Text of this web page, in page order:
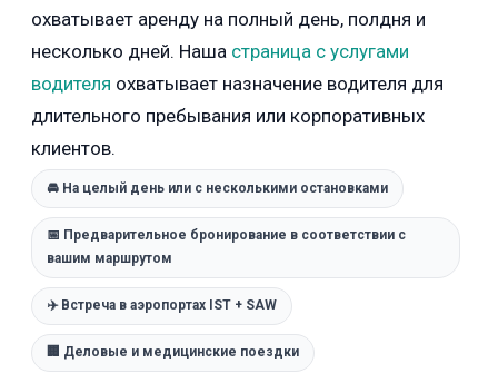
охватывает аренду на полный день, полдня и
несколько дней. Наша страница с услугами
водителя охватывает назначение водителя для
длительного пребывания или корпоративных
клиентов.
🚘 На целый день или с несколькими остановками
📅 Предварительное бронирование в соответствии с
вашим маршрутом
✈️ Встреча в аэропортах IST + SAW
🏢 Деловые и медицинские поездки